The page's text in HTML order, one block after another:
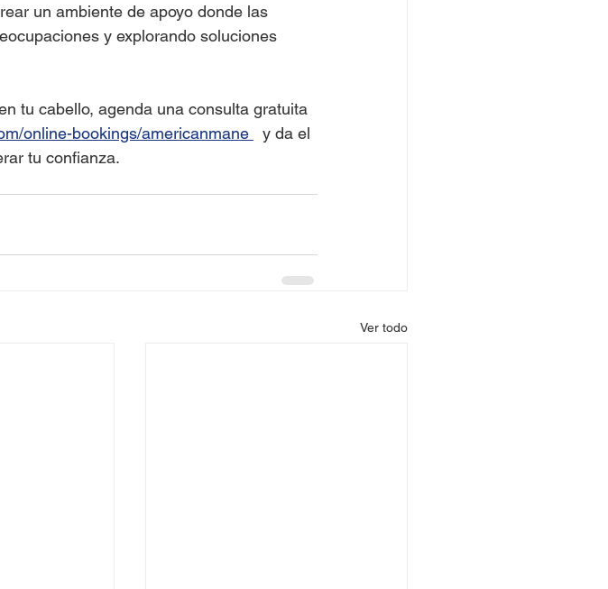
un ambiente de apoyo donde las
y explorando soluciones
tu cabello, agenda una consulta gratuita
online-bookings/americanmane
  y da el
tu confianza.
Ver todo